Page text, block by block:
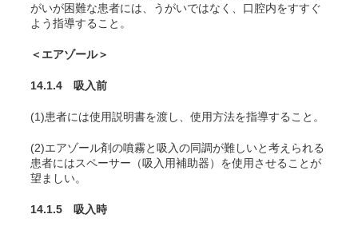
がいが困難な患者には、うがいではなく、口腔内をすすぐ
よう指導すること。
＜エアゾール＞
14.1.4 吸入前
(1)患者には使用説明書を渡し、使用方法を指導すること。
(2)エアゾール剤の噴霧と吸入の同調が難しいと考えられる
患者にはスペーサー（吸入用補助器）を使用させることが
望ましい。
14.1.5 吸入時